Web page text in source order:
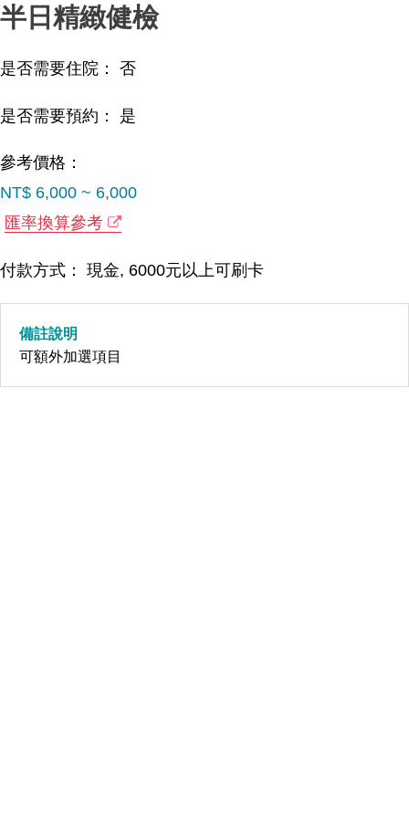
半日精緻健檢
是否需要住院： 否
是否需要預約： 是
參考價格：
NT$ 6,000 ~ 6,000
匯率換算參考
付款方式： 現金, 6000元以上可刷卡
備註說明
可額外加選項目